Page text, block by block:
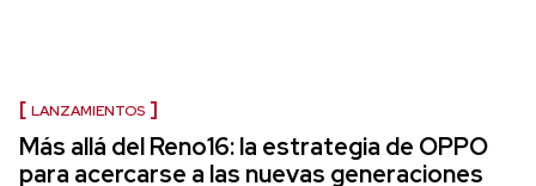
LANZAMIENTOS
Más allá del Reno16: la estrategia de OPPO
para acercarse a las nuevas generaciones